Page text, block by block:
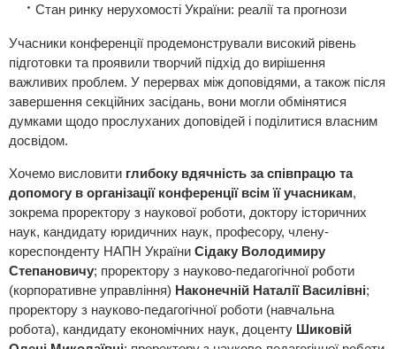
Стан ринку нерухомості України: реалії та прогнози
Учасники конференції продемонстрували високий рівень
підготовки та проявили творчий підхід до вирішення
важливих проблем. У перервах між доповідями, а також після
завершення секційних засідань, вони могли обмінятися
думками щодо прослуханих доповідей і поділитися власним
досвідом.
Хочемо висловити глибоку вдячність за співпрацю та
допомогу в організації конференції всім її учасникам,
зокрема проректору з наукової роботи, доктору історичних
наук, кандидату юридичних наук, професору, члену-
кореспонденту НАПН України Сідаку Володимиру
Степановичу; проректору з науково-педагогічної роботи
(корпоративне управління) Наконечній Наталії Василівні;
проректору з науково-педагогічної роботи (навчальна
робота), кандидату економічних наук, доценту Шиковій